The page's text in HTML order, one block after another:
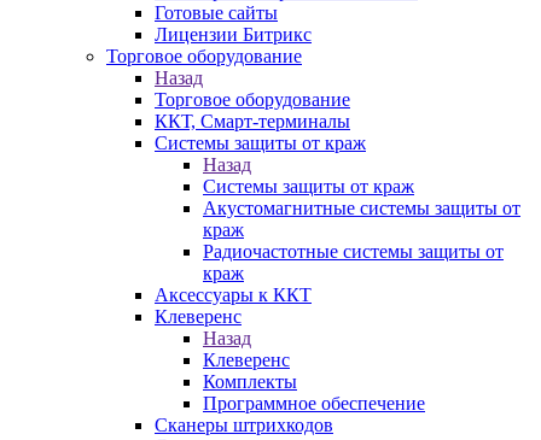
Готовые сайты
Лицензии Битрикс
Торговое оборудование
Назад
Торговое оборудование
ККТ, Смарт-терминалы
Системы защиты от краж
Назад
Системы защиты от краж
Акустомагнитные системы защиты от
краж
Радиочастотные системы защиты от
краж
Аксессуары к ККТ
Клеверенс
Назад
Клеверенс
Комплекты
Программное обеспечение
Сканеры штрихкодов